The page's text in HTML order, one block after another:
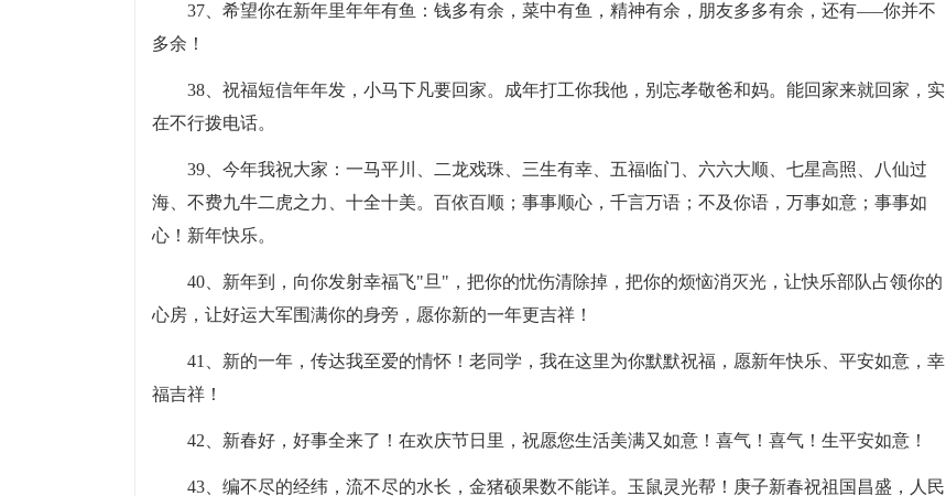
37、希望你在新年里年年有鱼：钱多有余，菜中有鱼，精神有余，朋友多多有余，还有—–你并不
多余！
38、祝福短信年年发，小马下凡要回家。成年打工你我他，别忘孝敬爸和妈。能回家来就回家，实
在不行拨电话。
39、今年我祝大家：一马平川、二龙戏珠、三生有幸、五福临门、六六大顺、七星高照、八仙过
海、不费九牛二虎之力、十全十美。百依百顺；事事顺心，千言万语；不及你语，万事如意；事事如
心！新年快乐。
40、新年到，向你发射幸福飞"旦"，把你的忧伤清除掉，把你的烦恼消灭光，让快乐部队占领你的
心房，让好运大军围满你的身旁，愿你新的一年更吉祥！
41、新的一年，传达我至爱的情怀！老同学，我在这里为你默默祝福，愿新年快乐、平安如意，幸
福吉祥！
42、新春好，好事全来了！在欢庆节日里，祝愿您生活美满又如意！喜气！喜气！生平安如意！
43、编不尽的经纬，流不尽的水长，金猪硕果数不能详。玉鼠灵光帮！庚子新春祝祖国昌盛，人民